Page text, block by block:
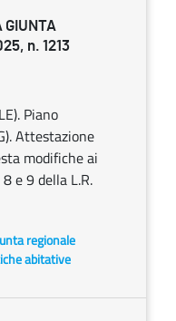
GIUNTA
n. 1213
Piano
Attestazione
modifiche ai
e 9 della L.R.
regionale
abitative